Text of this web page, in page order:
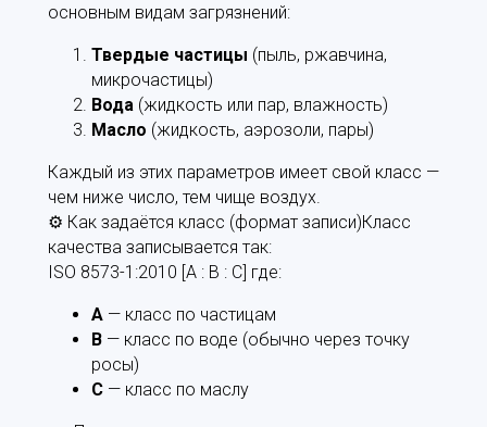
основным видам загрязнений:
Твердые частицы (пыль, ржавчина,
микрочастицы)
Вода (жидкость или пар, влажность)
Масло (жидкость, аэрозоли, пары)
Каждый из этих параметров имеет свой класс —
чем ниже число, тем чище воздух.
⚙️ Как задаётся класс (формат записи)Класс
качества записывается так:
ISO 8573-1:2010 [A : B : C] где:
A — класс по частицам
B — класс по воде (обычно через точку
росы)
C — класс по маслу